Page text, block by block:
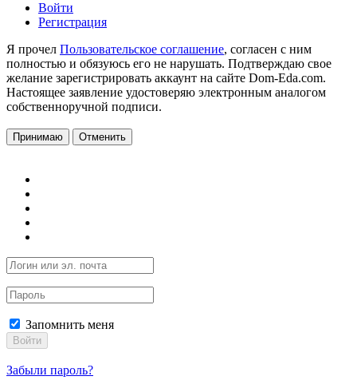
Войти
Регистрация
Я прочел Пользовательское соглашение, согласен с ним
полностью и обязуюсь его не нарушать. Подтверждаю свое
желание зарегистрировать аккаунт на сайте Dom-Eda.com.
Настоящее заявление удостоверяю электронным аналогом
собственноручной подписи.
Принимаю Отменить
Запомнить меня
Войти
Забыли пароль?